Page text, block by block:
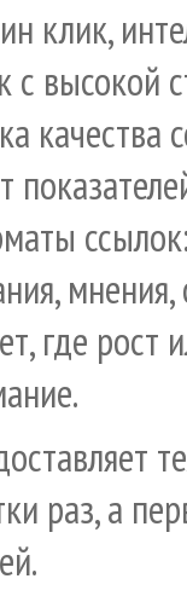
клик,
высокой
где рост
раз, а